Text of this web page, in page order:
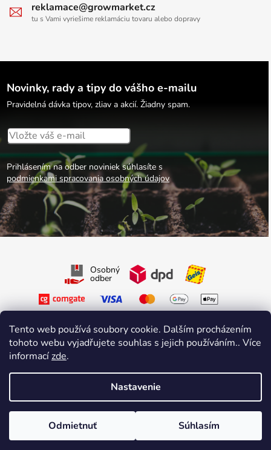
Tento web používá soubory cookie. Dalším procházením
tohoto webu vyjadřujete souhlas s jejich používáním.. Více
informacízde.
Nastavenie
Odmietnuť Súhlasím
reklamace@growmarket.cz
tu s Vami vyriešime reklamáciu tovaru alebo dopravy
Novinky, rady a tipy do vášho e-mailu
Pravidelná dávka tipov, zliav a akcií. Žiadny spam.
Prihlásením na odber noviniek súhlasíte s
podmienkami spracovania osobných údajov
Osobný
odber
Sledujte nás na Instagrame
Vytvoril Shoptet Premium&sniperdesign.cz
Copyright 2026Growmarket.cz . Všetky práva vyhradené.